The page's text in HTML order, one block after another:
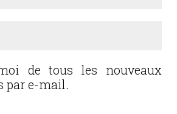
de tous les nouveaux
par e-mail.